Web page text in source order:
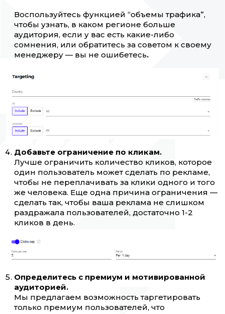
Воспользуйтесь функцией “объемы трафика”,
чтобы узнать, в каком регионе больше
аудитория, если у вас есть какие-либо
сомнения, или обратитесь за советом к своему
менеджеру — вы не ошибетесь.
Добавьте ограничение по кликам.
Лучше ограничить количество кликов, которое
один пользователь может сделать по рекламе,
чтобы не переплачивать за клики одного и того
же человека. Еще одна причина ограничения —
сделать так, чтобы ваша реклама не слишком
раздражала пользователей, достаточно 1-2
кликов в день.
Определитесь с премиум и мотивированной
аудиторией.
Мы предлагаем возможность таргетировать
только премиум пользователей, что